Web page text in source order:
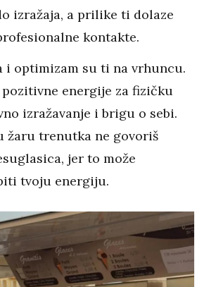
izražaja, a prilike ti dolaze
kontakte.
i optimizam su ti na vrhuncu.
energije za fizičku
izražavanje i brigu o sebi.
žaru trenutka ne govoriš
jer to može
tvoju energiju.